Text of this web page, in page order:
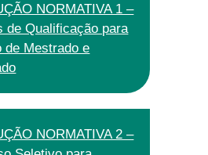
NORMATIVA 1 –
de Qualificação para
de Mestrado e
NORMATIVA 2 –